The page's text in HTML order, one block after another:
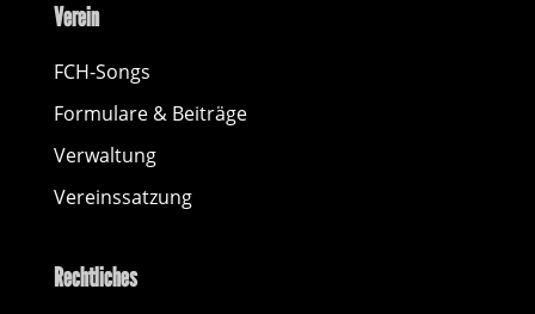
Verein
FCH-Songs
Formulare & Beiträge
Verwaltung
Vereinssatzung
Rechtliches